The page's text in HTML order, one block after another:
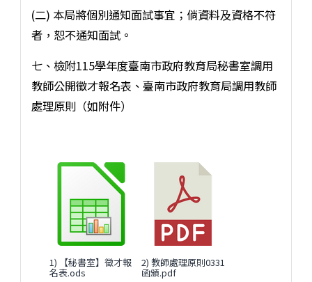
(二) 本局將個別通知面試事宜；倘資料及資格不符
者，恕不通知面試。
七、檢附115學年度臺南市政府教育局秘書室調用
教師公開徵才報名表、臺南市政府教育局調用教師
處理原則（如附件）
1) 【秘書室】徵才報
名表.ods
2) 教師處理原則0331
函頒.pdf